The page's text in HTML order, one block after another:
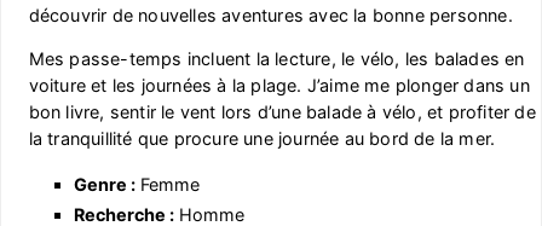
découvrir de nouvelles aventures avec la bonne personne.
Mes passe-temps incluent la lecture, le vélo, les balades en
voiture et les journées à la plage. J’aime me plonger dans un
bon livre, sentir le vent lors d’une balade à vélo, et profiter de
la tranquillité que procure une journée au bord de la mer.
Genre :Femme
Recherche :Homme